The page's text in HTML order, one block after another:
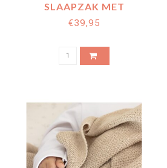
SLAAPZAK MET
AFRITSBARE MOUWEN
€39,95